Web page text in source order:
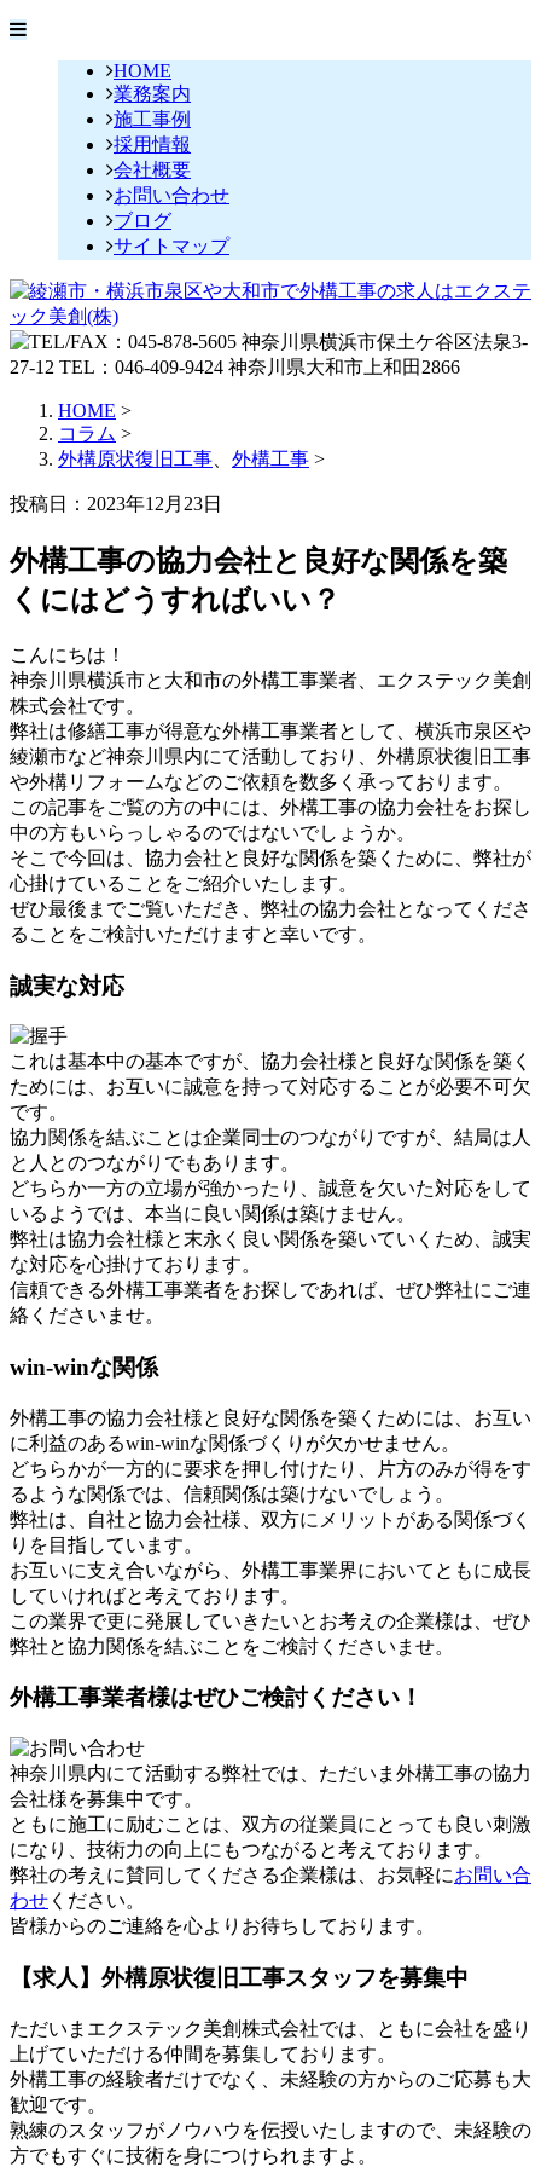
HOME
業務案内
施工事例
採用情報
会社概要
お問い合わせ
ブログ
サイトマップ
HOME >
コラム >
外構原状復旧工事
外構工事 >
投稿日：2023年12月23日
外構工事の協力会社と良好な関係を築
くにはどうすればいい？
こんにちは！
神奈川県横浜市と大和市の外構工事業者、エクステック美創
株式会社です。
弊社は修繕工事が得意な外構工事業者として、横浜市泉区や
綾瀬市など神奈川県内にて活動しており、外構原状復旧工事
や外構リフォームなどのご依頼を数多く承っております。
この記事をご覧の方の中には、外構工事の協力会社をお探し
中の方もいらっしゃるのではないでしょうか。
そこで今回は、協力会社と良好な関係を築くために、弊社が
心掛けていることをご紹介いたします。
ぜひ最後までご覧いただき、弊社の協力会社となってくださ
ることをご検討いただけますと幸いです。
誠実な対応
これは基本中の基本ですが、協力会社様と良好な関係を築く
ためには、お互いに誠意を持って対応することが必要不可欠
です。
協力関係を結ぶことは企業同士のつながりですが、結局は人
と人とのつながりでもあります。
どちらか一方の立場が強かったり、誠意を欠いた対応をして
いるようでは、本当に良い関係は築けません。
弊社は協力会社様と末永く良い関係を築いていくため、誠実
な対応を心掛けております。
信頼できる外構工事業者をお探しであれば、ぜひ弊社にご連
絡くださいませ。
win-winな関係
外構工事の協力会社様と良好な関係を築くためには、お互い
に利益のあるwin-winな関係づくりが欠かせません。
どちらかが一方的に要求を押し付けたり、片方のみが得をす
るような関係では、信頼関係は築けないでしょう。
弊社は、自社と協力会社様、双方にメリットがある関係づく
りを目指しています。
お互いに支え合いながら、外構工事業界においてともに成長
していければと考えております。
この業界で更に発展していきたいとお考えの企業様は、ぜひ
弊社と協力関係を結ぶことをご検討くださいませ。
外構工事業者様はぜひご検討ください！
神奈川県内にて活動する弊社では、ただいま外構工事の協力
会社様を募集中です。
ともに施工に励むことは、双方の従業員にとっても良い刺激
になり、技術力の向上にもつながると考えております。
弊社の考えに賛同してくださる企業様は、お気軽にお問い合
わせ ください。
皆様からのご連絡を心よりお待ちしております。
【求人】外構原状復旧工事スタッフを募集中
ただいまエクステック美創株式会社では、ともに会社を盛り
上げていただける仲間を募集しております。
外構工事の経験者だけでなく、未経験の方からのご応募も大
歓迎です。
熟練のスタッフがノウハウを伝授いたしますので、未経験の
方でもすぐに技術を身につけられますよ。